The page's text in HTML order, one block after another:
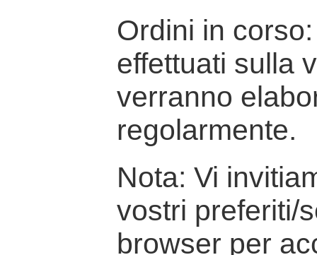
Ordini in
effettuati sulla
verranno
regolarmente.
Nota: Vi
vostri preferiti/
browser per